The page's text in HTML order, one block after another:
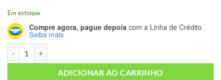
Em estoque
Compre agora, pague depois com a Linha de Crédito.
Saiba mais
ADICIONAR AO CARRINHO